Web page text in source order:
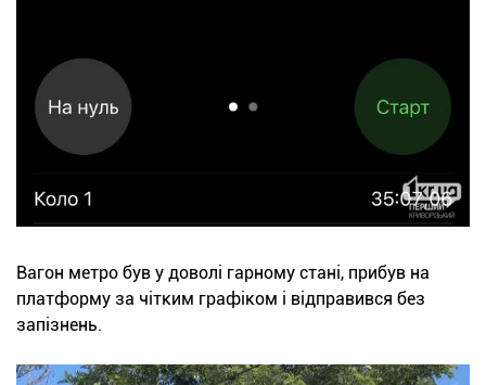
Вагон метро був у доволі гарному стані, прибув на
платформу за чітким графіком і відправився без
запізнень.